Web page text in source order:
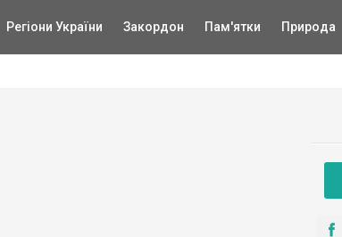
Регіони України Закордон Пам'ятки Природа